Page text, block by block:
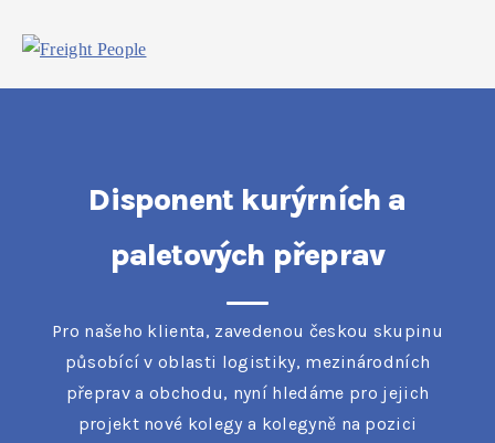
Disponent kurýrních a
paletových přeprav
Pro našeho klienta, zavedenou českou skupinu
působící v oblasti logistiky, mezinárodních
přeprav a obchodu, nyní hledáme pro jejich
projekt nové kolegy a kolegyně na pozici